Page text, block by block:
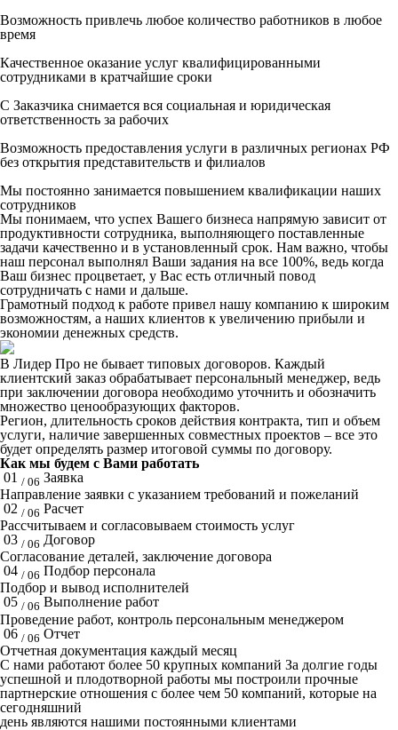
Возможность привлечь любое количество работников в любое
время
Качественное оказание услуг квалифицированными
сотрудниками в кратчайшие сроки
С Заказчика снимается вся социальная и юридическая
ответственность за рабочих
Возможность предоставления услуги в различных регионах РФ
без открытия представительств и филиалов
Мы постоянно занимается повышением квалификации наших
сотрудников
Мы понимаем, что успех Вашего бизнеса напрямую зависит от
продуктивности сотрудника, выполняющего поставленные
задачи качественно и в установленный срок. Нам важно, чтобы
наш персонал выполнял Ваши задания на все 100%, ведь когда
Ваш бизнес процветает, у Вас есть отличный повод
сотрудничать с нами и дальше.
Грамотный подход к работе привел нашу компанию к широким
возможностям, а наших клиентов к увеличению прибыли и
экономии денежных средств.
В Лидер Про не бывает типовых договоров. Каждый
клиентский заказ обрабатывает персональный менеджер, ведь
при заключении договора необходимо уточнить и обозначить
множество ценообразующих факторов.
Регион, длительность сроков действия контракта, тип и объем
услуги, наличие завершенных совместных проектов – все это
будет определять размер итоговой суммы по договору.
Как мы будем с Вами работать
01 / 06 Заявка
Направление заявки с указанием требований и пожеланий
02 / 06 Расчет
Рассчитываем и согласовываем стоимость услуг
03 / 06 Договор
Согласование деталей, заключение договора
04 / 06 Подбор персонала
Подбор и вывод исполнителей
05 / 06 Выполнение работ
Проведение работ, контроль персональным менеджером
06 / 06 Отчет
Отчетная документация каждый месяц
C нами работают более 50 крупных компаний За долгие годы
успешной и плодотворной работы мы построили прочные
партнерские отношения с более чем 50 компаний, которые на
сегодняшний
день являются нашими постоянными клиентами